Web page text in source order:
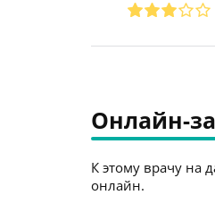
Онлайн-
К этому врачу на
онлайн.